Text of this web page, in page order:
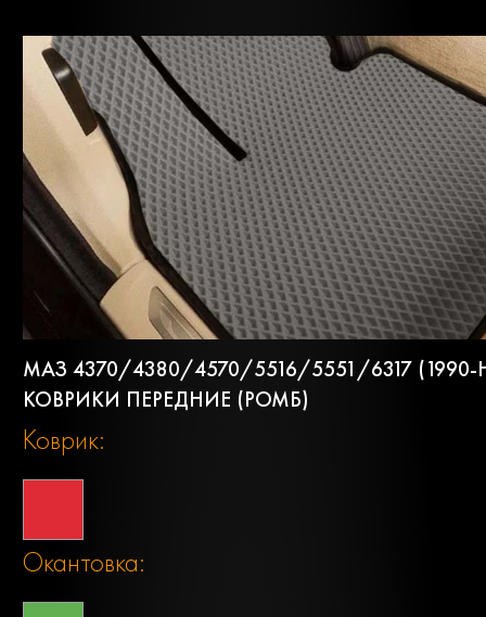
МАЗ 4370/4380/4570/5516/5551/6317 (1990-
КОВРИКИ ПЕРЕДНИЕ (РОМБ)
Коврик:
Окантовка: